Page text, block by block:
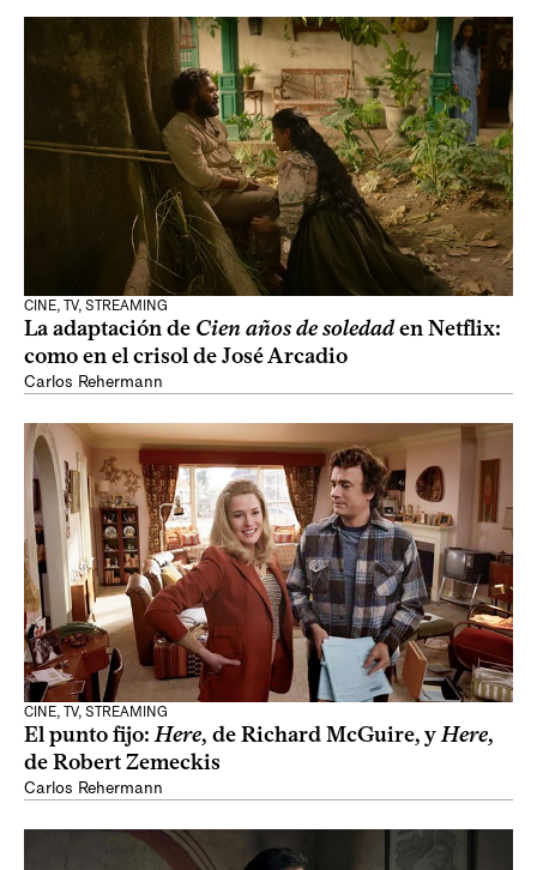
CINE, TV, STREAMING
La adaptación de Cien años de soledaden Netflix:
como en el crisol de José Arcadio
Carlos Rehermann
CINE, TV, STREAMING
El punto fijo:Here, de Richard McGuire, yHere,
de Robert Zemeckis
Carlos Rehermann